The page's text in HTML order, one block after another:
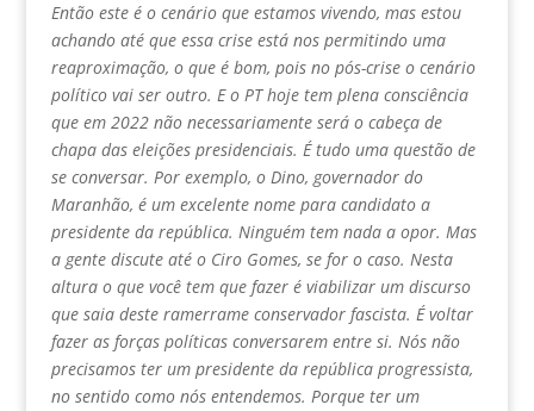
Então este é o cenário que estamos vivendo, mas estou
achando até que essa crise está nos permitindo uma
reaproximação, o que é bom, pois no pós-crise o cenário
político vai ser outro. E o PT hoje tem plena consciência
que em 2022 não necessariamente será o cabeça de
chapa das eleições presidenciais. É tudo uma questão de
se conversar. Por exemplo, o Dino, governador do
Maranhão, é um excelente nome para candidato a
presidente da república. Ninguém tem nada a opor. Mas
a gente discute até o Ciro Gomes, se for o caso. Nesta
altura o que você tem que fazer é viabilizar um discurso
que saia deste ramerrame conservador fascista. É voltar
fazer as forças políticas conversarem entre si. Nós não
precisamos ter um presidente da república progressista,
no sentido como nós entendemos. Porque ter um